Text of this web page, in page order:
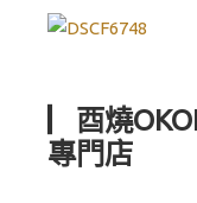
▏酉燒
專門店